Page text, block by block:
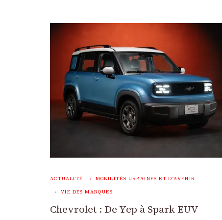
ACTUALITÉ MOBILITÉS URBAINES ET D'AVENIR
VIE DES MARQUES
Chevrolet : De Yep à Spark EUV